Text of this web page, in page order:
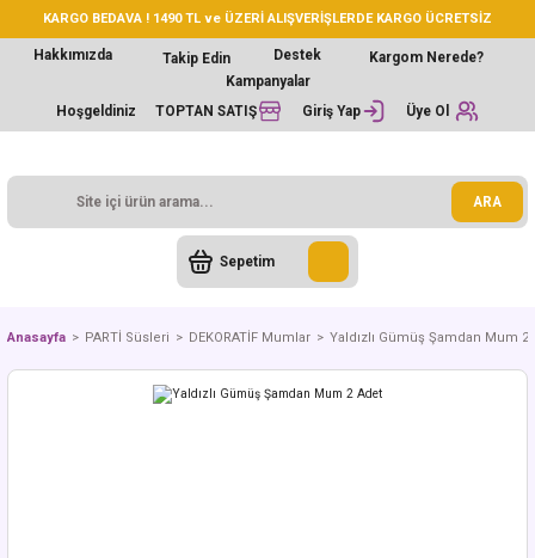
KARGO BEDAVA ! 1490 TL ve ÜZERİ ALIŞVERİŞLERDE KARGO ÜCRETSİZ
Hakkımızda Takip Edin Destek
Kargom Nerede?
Kampanyalar
Hoşgeldiniz
TOPTAN SATIŞ Giriş Yap Üye Ol
ARA
Sepetim
Anasayfa PARTİ Süsleri DEKORATİF Mumlar Yaldızlı Gümüş Şamdan Mum 2